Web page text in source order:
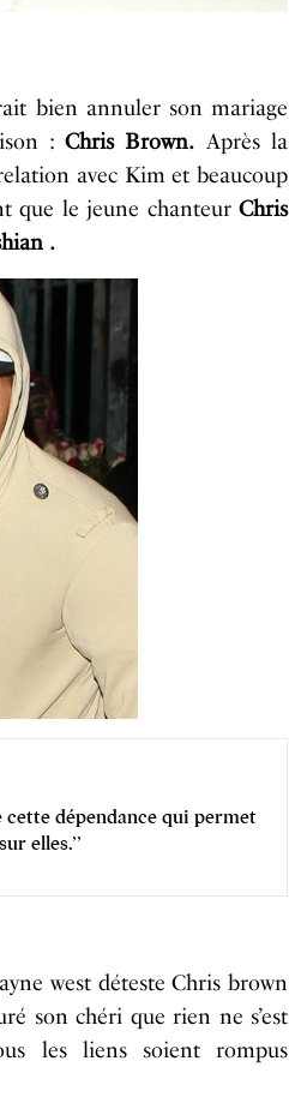
bien annuler son mariage
:Chris Brown. Aprèsla
avec Kim et beaucoup
que le jeune chanteur Chris
.
cette dépendance qui permet
elles.’’
west déteste Chris brown
son chéri que rien ne s’est
les liens soient rompus